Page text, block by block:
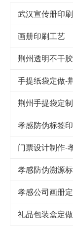
武汉宣传册印
画册印刷工艺
荆州透明不干
手提纸袋定做-
孝感防伪标签
门票设计制作-
礼品包装盒定